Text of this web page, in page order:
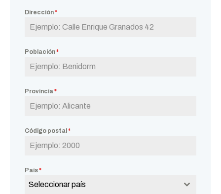
Dirección*
Población*
Provincia*
Código postal *
País*
Seleccionar país